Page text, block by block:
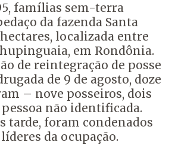
famílias sem-terra
da fazenda Santa
localizada entre
em Rondônia.
de reintegração de posse
de 9 de agosto, doze
– nove posseiros, dois
não identificada.
tarde, foram condenados
da ocupação.